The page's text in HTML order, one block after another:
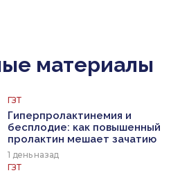
материалы
ГЗТ
Гиперпролактинемия и
бесплодие: как повышенный
пролактин мешает зачатию
1 день назад
ГЗТ